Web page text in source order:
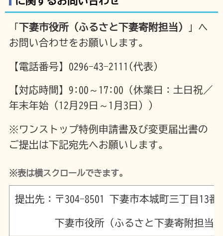
下妻市役所（ふるさと下妻寄附担当）
」へ
お問い合わせをお願いします。
【電話番号】0296-43-2111(代表)
【対応時間】9:00～17:00（休業日：土日祝／
年末年始（12月29日～1月3日））
※ワンストップ特例申請書及び変更届出書の
ご提出は下記宛先へお願いします。
※表は横スクロールできます。
提出先：〒304-8501 下妻市本城町三丁目13番
下妻市役所（ふるさと下妻寄附担当